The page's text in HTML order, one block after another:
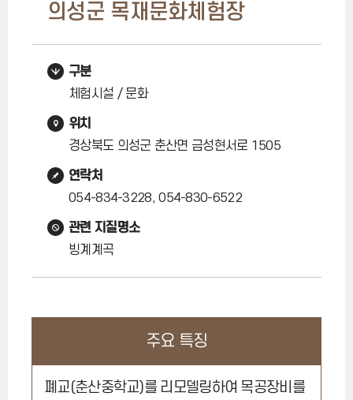
의성군 목재문화체험장
구분
체험시설 / 문화
위치
경상북도 의성군 춘산면 금성현서로 1505
연락처
054-834-3228, 054-830-6522
관련 지질명소
빙계계곡
주요 특징
폐교(춘산중학교)를 리모델링하여 목공장비를